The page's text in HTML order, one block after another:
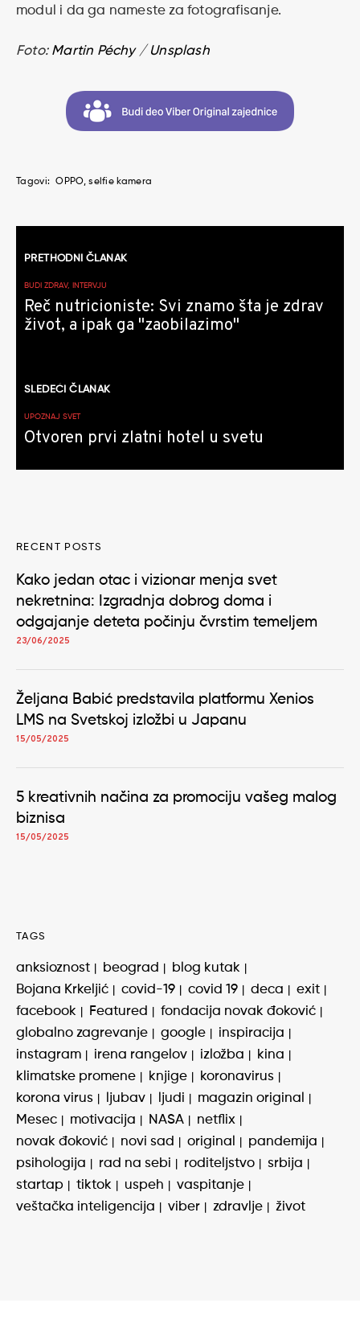
modul i da ga nameste za fotografisanje.
Foto: Martin Péchy/ Unsplash
Tagovi: OPPO selfie kamera
članaka
PRETHODNI ČLANAK
BUDI ZDRAV, INTERVJU
Reč nutricioniste: Svi znamo šta je zdrav
život, a ipak ga "zaobilazimo"
SLEDEĆI ČLANAK
UPOZNAJ SVET
Otvoren prvi zlatni hotel u svetu
RECENT POSTS
Kako jedan otac i vizionar menja svet
nekretnina: Izgradnja dobrog doma i
odgajanje deteta počinju čvrstim temeljem
23/06/2025
Željana Babić predstavila platformu Xenios
LMS na Svetskoj izložbi u Japanu
15/05/2025
5 kreativnih načina za promociju vašeg malog
biznisa
15/05/2025
TAGS
anksioznost beograd
blog kutak
Bojana Krkeljić
covid-19 covid 19 deca
exit
facebook
Featured
fondacija novak đoković
globalno zagrevanje
google
inspiracija
instagram
irena rangelov izložba
kina
klimatske promene
knjige
koronavirus
korona virus
ljubav ljudi
magazin original
Mesec
motivacija NASA
netflix
novak đoković
novi sad original
pandemija
psihologija
rad na sebi roditeljstvo
srbija
startap
tiktok uspeh
vaspitanje
veštačka inteligencija
viber zdravlje život